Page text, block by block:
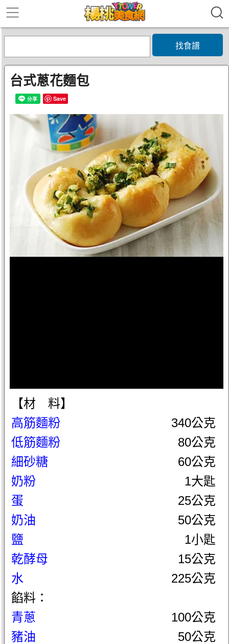
找食譜
台式蔥花麵包
Save
【材 料】
高筋麵粉
340公克
低筋麵粉
80公克
細砂糖
60公克
奶粉
1大匙
蛋
25公克
奶油
50公克
鹽
1小匙
乾酵母
15公克
水
225公克
餡料：
青蔥
100公克
豬油
50公克